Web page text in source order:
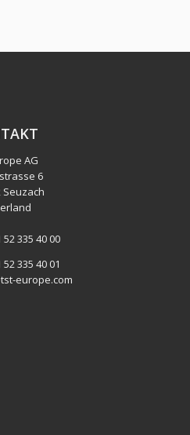
AG
6
Seuzach
52 335 40 00
52 335 40 01
europe.com